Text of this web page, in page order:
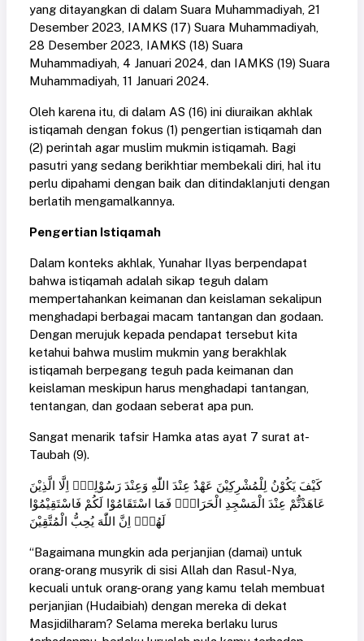
yang ditayangkan di dalam Suara Muhammadiyah, 21
Desember 2023, IAMKS (17) Suara Muhammadiyah,
28 Desember 2023, IAMKS (18) Suara
Muhammadiyah, 4 Januari 2024, dan IAMKS (19) Suara
Muhammadiyah, 11 Januari 2024.
Oleh karena itu, di dalam AS (16) ini diuraikan akhlak
istiqamah dengan fokus (1) pengertian istiqamah dan
(2) perintah agar muslim mukmin istiqamah. Bagi
pasutri yang sedang berikhtiar membekali diri, hal itu
perlu dipahami dengan baik dan ditindaklanjuti dengan
berlatih mengamalkannya.
Pengertian Istiqamah
Dalam konteks akhlak, Yunahar Ilyas berpendapat
bahwa istiqamah adalah sikap teguh dalam
mempertahankan keimanan dan keislaman sekalipun
menghadapi berbagai macam tantangan dan godaan.
Dengan merujuk kepada pendapat tersebut kita
ketahui bahwa muslim mukmin yang berakhlak
istiqamah berpegang teguh pada keimanan dan
keislaman meskipun harus menghadapi tantangan,
tentangan, dan godaan seberat apa pun.
Sangat menarik tafsir Hamka atas ayat 7 surat at-
Taubah (9).
كَيْفَ يَكُوْنُ لِلْمُشْرِكِيْنَ عَهْدٌ عِنْدَ اللّٰهِ وَعِنْدَ رَسُوْلِهٖٓ اِلَّا الَّذِيْنَ
عَاهَدْتُّمْ عِنْدَ الْمَسْجِدِ الْحَرَامِۚ فَمَا اسْتَقَامُوْا لَكُمْ فَاسْتَقِيْمُوْا
“Bagaimana mungkin ada perjanjian (damai) untuk
orang-orang musyrik di sisi Allah dan Rasul-Nya,
kecuali untuk orang-orang yang kamu telah membuat
perjanjian (Hudaibiah) dengan mereka di dekat
Masjidilharam? Selama mereka berlaku lurus